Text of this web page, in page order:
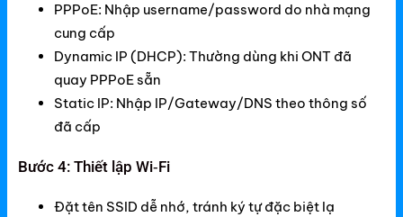
PPPoE: Nhập username/password do nhà mạng
cung cấp
Dynamic IP (DHCP): Thường dùng khi ONT đã
quay PPPoE sẵn
Static IP: Nhập IP/Gateway/DNS theo thông số
đã cấp
Bước 4: Thiết lập Wi‑Fi
Đặt tên SSID dễ nhớ, tránh ký tự đặc biệt lạ